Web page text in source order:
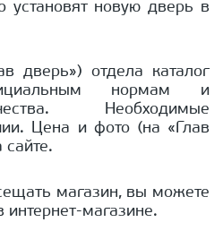
установят новую дверь в
дверь») отдела каталог
нормам и
Необходимые
Цена и фото (на «Глав
сайте.
магазин, вы можете
интернет-магазине.